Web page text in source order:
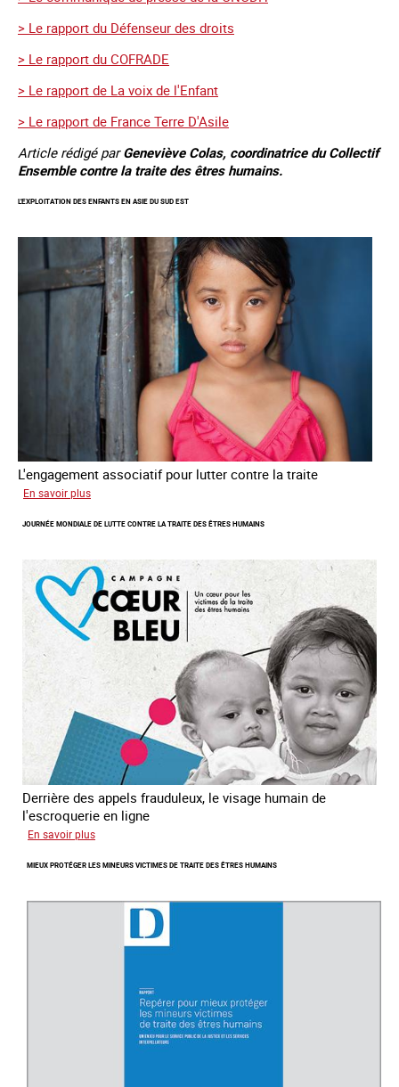
> Le rapport du Défenseur des droits
> Le rapport du COFRADE
> Le rapport de La voix de l'Enfant
> Le rapport de France Terre D'Asile
Article rédigé parGeneviève Colas, coordinatrice du Collectif
Ensemble contre la traite des êtres humains.
L'EXPLOITATION DES ENFANTS EN ASIE DU SUD EST
L'engagement associatif pour lutter contre la traite
En savoir plus
des
en
Asie
du
sud
est
JOURNÉE MONDIALE DE LUTTE CONTRE LA TRAITE DES ÊTRES HUMAINS
Derrière des appels frauduleux, le visage humain de
l'escroquerie en ligne
En savoir plus
mondiale
lutte
MIEUX PROTÉGER LES MINEURS VICTIMES DE TRAITE DES ÊTRES HUMAINS